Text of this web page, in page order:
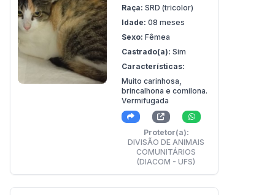
Raça: SRD (tricolor)
Idade: 08 meses
Sexo: Fêmea
Castrado(a): Sim
Características:
Muito carinhosa,
brincalhona e comilona.
Vermifugada
Protetor(a):
DIVISÃO DE ANIMAIS
COMUNITÁRIOS
(DIACOM - UFS)